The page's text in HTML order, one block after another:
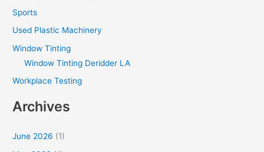
Sports
Used Plastic Machinery
Window Tinting
Window Tinting Deridder LA
Workplace Testing
Archives
June 2026 (1)